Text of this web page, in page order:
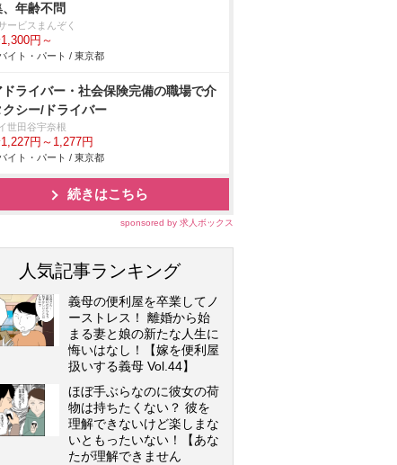
年齢不問
ービスまんぞく
円～
イト・パート / 東京都
ドライバー・社会保険完備の職場で介
クシー/ドライバー
世田谷宇奈根
円～1,277円
イト・パート / 東京都
続きはこちら
sponsored by 求人ボックス
人気記事ランキング
義母の便利屋を卒業してノ
ーストレス！ 離婚から始
まる妻と娘の新たな人生に
悔いはなし！【嫁を便利屋
扱いする義母 Vol.44】
ほぼ手ぶらなのに彼女の荷
物は持ちたくない？ 彼を
理解できないけど楽しまな
いともったいない！【あな
たが理解できません